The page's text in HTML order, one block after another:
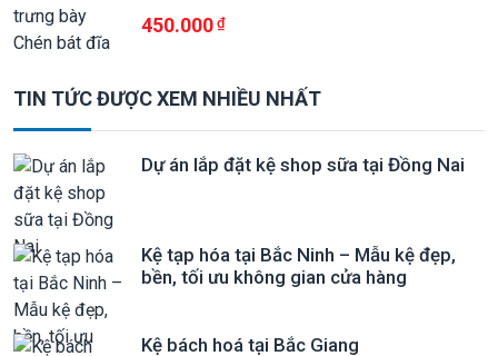
450.000
TIN TỨC ĐƯỢC XEM NHIỀU NHẤT
Dự án lắp đặt kệ shop sữa tại Đồng Nai
Kệ tạp hóa tại Bắc Ninh – Mẫu kệ đẹp,
bền, tối ưu không gian cửa hàng
Kệ bách hoá tại Bắc Giang